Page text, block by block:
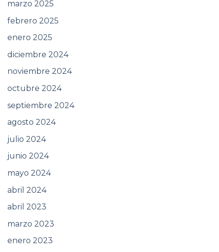
marzo 2025
febrero 2025
enero 2025
diciembre 2024
noviembre 2024
octubre 2024
septiembre 2024
agosto 2024
julio 2024
junio 2024
mayo 2024
abril 2024
abril 2023
marzo 2023
enero 2023